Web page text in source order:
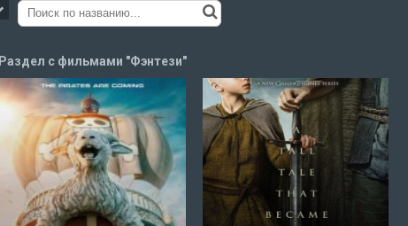
Раздел с фильмами "Фэнтези"